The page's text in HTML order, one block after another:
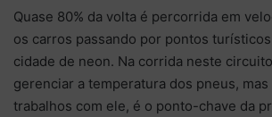
Quase 80% da volta é percorrida em
os carros passando por pontos
cidade de neon. Na corrida neste
gerenciar a temperatura dos pneus,
trabalhos com ele, é o ponto-chave da